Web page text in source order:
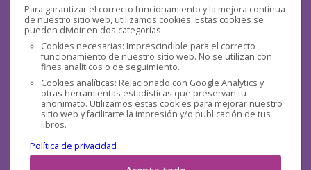
Para garantizar el correcto funcionamiento y la mejora continua
de nuestro sitio web, utilizamos cookies. Estas cookies se
pueden dividir en dos categorías:
Cookies necesarias: Imprescindible para el correcto
funcionamiento de nuestro sitio web. No se utilizan con
fines analíticos o de seguimiento.
Cookies analíticas: Relacionado con Google Analytics y
otras herramientas estadísticas que preservan tu
anonimato. Utilizamos estas cookies para mejorar nuestro
sitio web y facilitarte la impresión y/o publicación de tus
libros.
Política de privacidad
.
Seguridad
Redes sociales